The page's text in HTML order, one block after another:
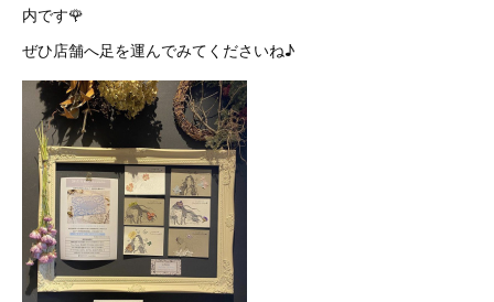
内です🌹
ぜひ店舗へ足を運んでみてくださいね♪